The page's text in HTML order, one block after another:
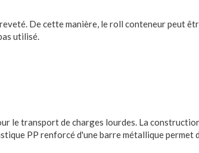
De cette manière, le roll conteneur peut
utilisé.
le transport de charges lourdes. La
PP renforcé d'une barre métallique